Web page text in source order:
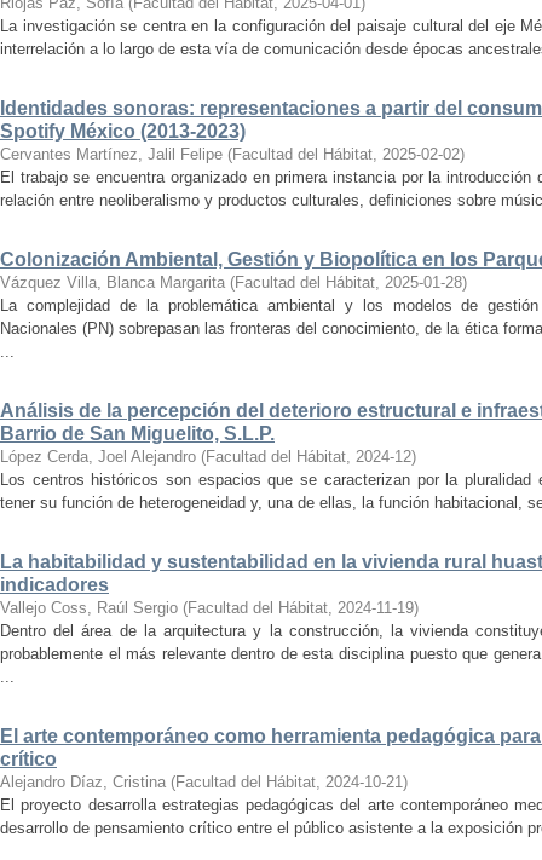
La investigación se centra en la configuración del paisaje cultural del eje
interrelación a lo largo de esta vía de comunicación desde épocas
Identidades sonoras: representaciones a partir del
Spotify México (2013-2023)
Cervantes Martínez, Jalil Felipe (Facultad del Hábitat, 2025-02-02)
El trabajo se encuentra organizado en primera instancia por la
relación entre neoliberalismo y productos culturales, definiciones sobre
Colonización Ambiental, Gestión y Biopolítica en los
Vázquez Villa, Blanca Margarita (Facultad del Hábitat, 2025-01-28)
La complejidad de la problemática ambiental y los modelos de
Nacionales (PN) sobrepasan las fronteras del conocimiento, de la ética
...
Análisis de la percepción del deterioro estructural e
Barrio de San Miguelito, S.L.P.
López Cerda, Joel Alejandro (Facultad del Hábitat, 2024-12)
Los centros históricos son espacios que se caracterizan por la
tener su función de heterogeneidad y, una de ellas, la función habitacional,
La habitabilidad y sustentabilidad en la vivienda rural
indicadores
Vallejo Coss, Raúl Sergio (Facultad del Hábitat, 2024-11-19)
Dentro del área de la arquitectura y la construcción, la vivienda
probablemente el más relevante dentro de esta disciplina puesto que
...
El arte contemporáneo como herramienta pedagógica
crítico
Alejandro Díaz, Cristina (Facultad del Hábitat, 2024-10-21)
El proyecto desarrolla estrategias pedagógicas del arte contemporáneo
desarrollo de pensamiento crítico entre el público asistente a la exposición